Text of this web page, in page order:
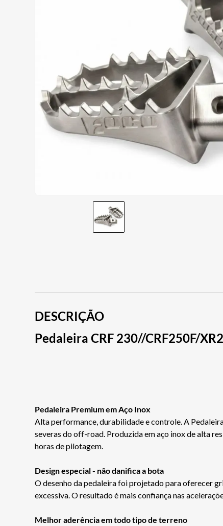
DESCRIÇÃO
Pedaleira CRF 230//CRF250F/
Pedaleira Premium em Aço Inox
Alta performance, durabilidade e controle. A
severas do off-road. Produzida em aço inox de alta
horas de pilotagem.
Design especial - não danifica a bota
O desenho da pedaleira foi projetado para oferecer
excessiva. O resultado é mais confiança nas
Melhor aderência em todo tipo de terreno